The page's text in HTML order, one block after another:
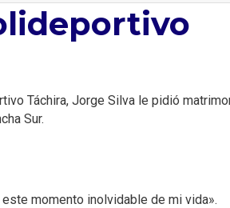
Táchira, Jorge Silva le pidió
Sur.
momento inolvidable de mi vida».